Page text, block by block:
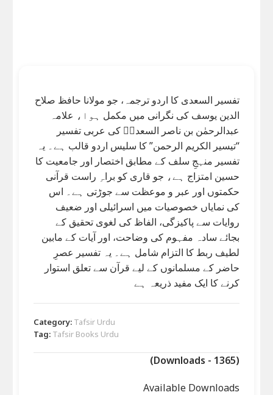
تفسیر السعدی کا اردو ترجمہ، جو مولانا حافظ صلاح
الدین یوسف کی نگرانی میں مکمل ہوا، علامہ
عبدالرحمٰن بن ناصر السعدیؒ کی عربی تفسیر
“تیسیر الکریم الرحمن” کا سلیس اردو قالب ہے۔ یہ
تفسیر منہجِ سلف کے مطابق اختصار اور جامعیت کا
حسین امتزاج ہے، جو قاری کو براہِ راست قرآنی
حکمتوں اور عبر و موعظت سے جوڑتی ہے۔ اس
کی نمایاں خصوصیات میں اسرائیلی اور ضعیف
روایات سے پاکیزگی، الفاظ کی لغوی تحقیق کے
بجائے سادہ مفہوم کی وضاحت، اور آیات کے مابین
لطیف ربط کا التزام شامل ہے۔ یہ تفسیر عصرِ
حاضر کے مسلمانوں کے لیے قرآن سے تعلق استوار
کرنے کا ایک مفید ذریعہ ہے
Category: Tafsir Urdu
Tag: Tafsir Books Urdu
(Downloads - 1365)
Available Downloads